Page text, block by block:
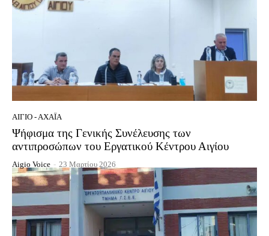
ΑΊΓΙΟ - ΑΧΑΪ́Α
Ψήφισμα της Γενικής Συνέλευσης των
αντιπροσώπων του Εργατικού Κέντρου Αιγίου
Aigio Voice - 23 Μαρτίου 2026